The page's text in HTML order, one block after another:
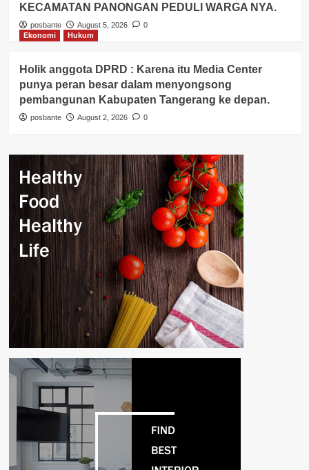
KECAMATAN PANONGAN PEDULI WARGA NYA.
posbante August 5, 2026
0
Ekonomi
Hukum
Holik anggota DPRD : Karena itu Media Center
punya peran besar dalam menyongsong
pembangunan Kabupaten Tangerang ke depan.
posbante August 2, 2026 0